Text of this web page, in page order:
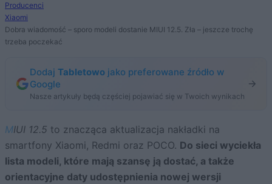
Producenci
Xiaomi
Dobra wiadomość – sporo modeli dostanie MIUI 12.5. Zła – jeszcze trochę
trzeba poczekać
Dodaj Tabletowo jako preferowane źródło w
Google
Nasze artykuły będą częściej pojawiać się w Twoich wynikach
MIUI 12.5 to znacząca aktualizacja nakładki na
smartfony Xiaomi, Redmi oraz POCO. Do sieci wyciekła
lista modeli, które mają szansę ją dostać, a także
orientacyjne daty udostępnienia nowej wersji